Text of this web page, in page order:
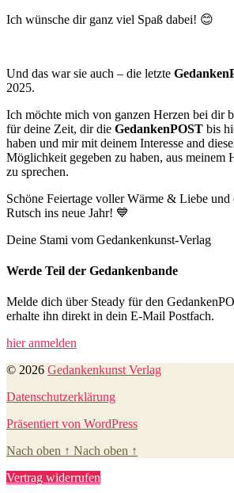
Ich wünsche dir ganz viel Spaß dabei! 😊
Und das war sie auch – die letzte
2025.
Ich möchte mich von ganzen Herzen bei dir
für deine Zeit, dir die GedankenPOST bis
haben und mir mit deinem Interesse and
Möglichkeit gegeben zu haben, aus meinem
zu sprechen.
Schöne Feiertage voller Wärme & Liebe
Rutsch ins neue Jahr! 💙
Deine Stami vom Gedankenkunst-Verlag
Werde Teil der Gedankenbande
Melde dich über Steady für den
erhalte ihn direkt in dein E-Mail Postfach.
hier anmelden
© 2026 Gedankenkunst Verlag
Datenschutzerklärung
Präsentiert von WordPress
Nach oben ↑ Nach oben ↑
Vertrag widerrufen